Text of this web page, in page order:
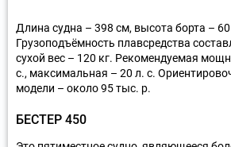
Длина судна – 398 см, высота борта –
Грузоподъёмность плавсредства
сухой вес – 120 кг. Рекомендуемая
с., максимальная – 20 л. с.
модели – около 95 тыс. р.
БЕСТЕР 450